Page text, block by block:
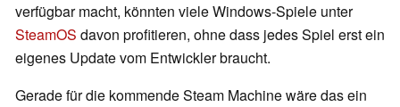
verfügbar macht, könnten viele Windows-Spiele unter
SteamOS davon profitieren, ohne dass jedes Spiel erst ein
eigenes Update vom Entwickler braucht.
Gerade für die kommende Steam Machine wäre das ein